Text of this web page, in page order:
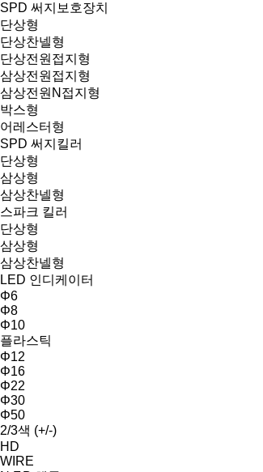
SPD 써지보호장치
단상형
단상찬넬형
단상전원접지형
삼상전원접지형
삼상전원N접지형
박스형
어레스터형
SPD 써지킬러
단상형
삼상형
삼상찬넬형
스파크 킬러
단상형
삼상형
삼상찬넬형
LED 인디케이터
Φ6
Φ8
Φ10
플라스틱
Φ12
Φ16
Φ22
Φ30
Φ50
2/3색 (+/-)
HD
WIRE